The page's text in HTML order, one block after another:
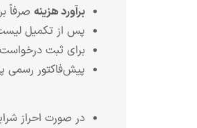
برآورد هزینه صرفاً
پس از تکمیل لیست
برای ثبت
پیش‌فاکتور رسمی
در صورت احراز